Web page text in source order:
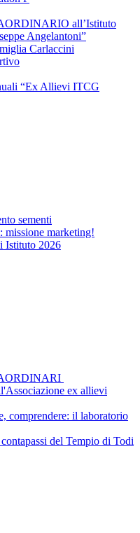
all’Istituto
Angelantoni”
Carlaccini
“Ex Allievi ITCG
sementi
missione marketing!
Istituto 2026
ex allievi
comprendere: il laboratorio
del Tempio di Todi